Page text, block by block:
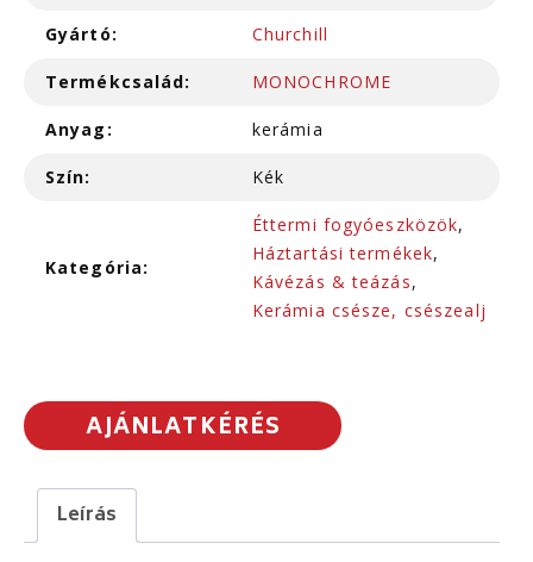
Gyártó: Churchill
Termékcsalád: MONOCHROME
Anyag: kerámia
Szín: Kék
Kategória:
Éttermi fogyóeszközök,
Háztartási termékek,
Kávézás & teázás,
Kerámia csésze, csészealj
AJÁNLATKÉRÉS
Leírás